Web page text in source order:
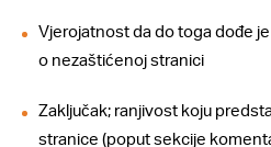
Vjerojatnost da do toga dođe
o nezaštićenoj stranici
Zaključak; ranjivost koju
stranice (poput sekcije